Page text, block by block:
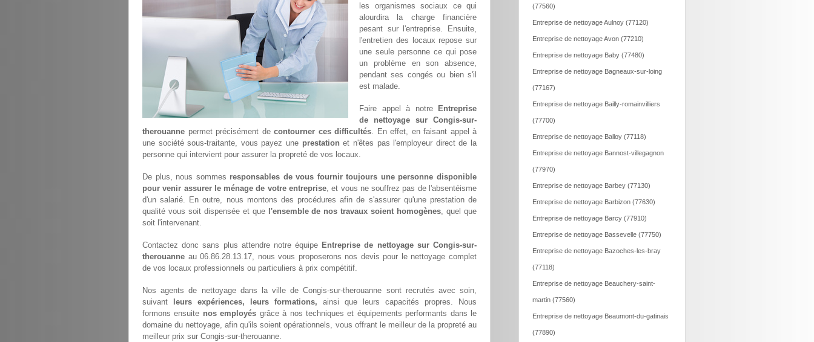
les organismes sociaux ce qui
alourdira la charge financière
pesant sur l'entreprise. Ensuite,
l'entretien des locaux repose sur
une seule personne ce qui pose
un problème en son absence,
pendant ses congés ou bien s'il
est malade.
Faire appel à notre
Entreprise
de nettoyage sur Congis-sur-
therouanne permet précisément de contourner ces difficultés. En effet, en faisant appel à
une société sous-traitante, vous payez une prestation et n'êtes pas l'employeur direct de la
personne qui intervient pour assurer la propreté de vos locaux.
De plus, nous sommes responsables de vous fournir toujours une personne disponible
pour venir assurer le ménage de votre entreprise, et vous ne souffrez pas de l'absentéisme
d'un salarié. En outre, nous montons des procédures afin de s'assurer qu'une prestation de
qualité vous soit dispensée et que l'ensemble de nos travaux soient homogènes, quel que
soit l'intervenant.
Contactez donc sans plus attendre notre équipe Entreprise de nettoyage sur Congis-sur-
therouanne au 06.86.28.13.17, nous vous proposerons nos devis pour le nettoyage complet
de vos locaux professionnels ou particuliers à prix compétitif.
Nos agents de nettoyage dans la ville de Congis-sur-therouanne sont recrutés avec soin,
suivant
leurs expériences, leurs formations, ainsi que leurs capacités propres. Nous
formons ensuite nos employés grâce à nos techniques et équipements performants dans le
domaine du nettoyage, afin qu'ils soient opérationnels, vous offrant le meilleur de la propreté au
meilleur prix sur Congis-sur-therouanne.
(77560)
Entreprise de nettoyage Aulnoy (77120)
Entreprise de nettoyage Avon (77210)
Entreprise de nettoyage Baby (77480)
Entreprise de nettoyage Bagneaux-sur-loing
(77167)
Entreprise de nettoyage Bailly-romainvilliers
(77700)
Entreprise de nettoyage Balloy (77118)
Entreprise de nettoyage Bannost-villegagnon
(77970)
Entreprise de nettoyage Barbey (77130)
Entreprise de nettoyage Barbizon (77630)
Entreprise de nettoyage Barcy (77910)
Entreprise de nettoyage Bassevelle (77750)
Entreprise de nettoyage Bazoches-les-bray
(77118)
Entreprise de nettoyage Beauchery-saint-
martin (77560)
Entreprise de nettoyage Beaumont-du-gatinais
(77890)